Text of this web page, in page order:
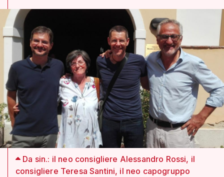
Da sin.: il neo consigliere Alessandro Rossi, il
consigliere Teresa Santini, il neo capogruppo